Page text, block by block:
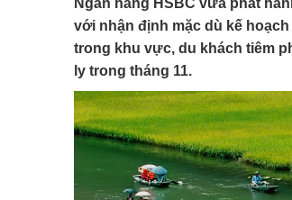
Ngân hàng HSBC vừa phát
với nhận định mặc dù kế
trong khu vực, du khách tiêm
ly trong tháng 11.